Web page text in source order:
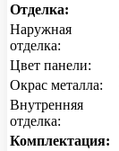
Отделка:
Наружная
отделка:
Цвет панели:
Окрас металла:
Внутренняя
отделка:
Комплектация: